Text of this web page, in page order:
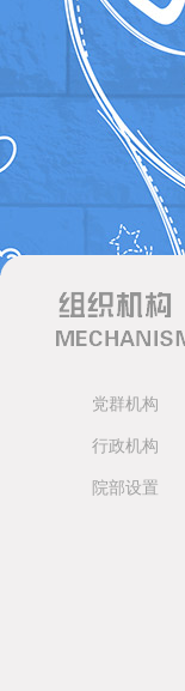
党群机构
行政机构
院部设置